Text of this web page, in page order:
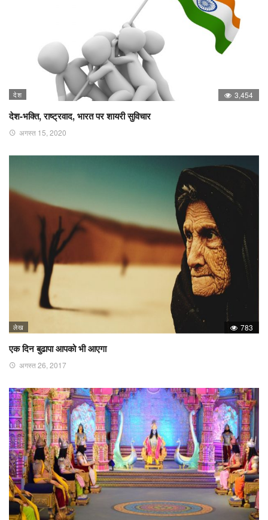
देश 3,454
देश-भक्ति, राष्ट्रवाद, भारत पर शायरी सुविचार
अगस्त 15, 2020
लेख 783
एक दिन बुढापा आपको भी आएगा
अगस्त 26, 2017